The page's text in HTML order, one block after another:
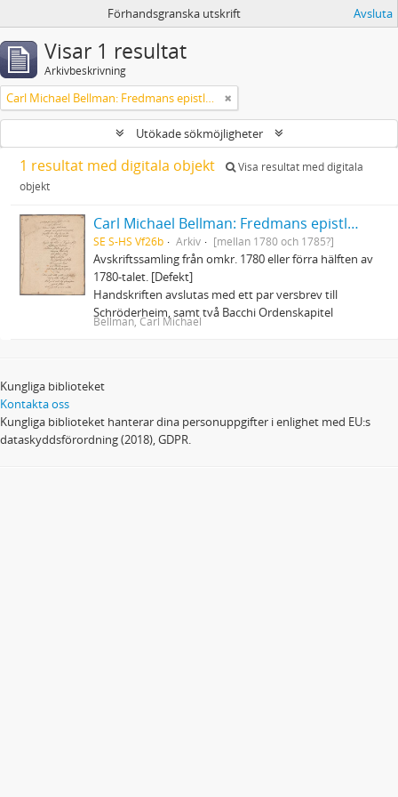
Förhandsgranska utskrift Avsluta
Visar 1 resultat
Arkivbeskrivning
Carl Michael Bellman: Fredmans epistlar och sånger m.fl. Bellman-texter
Utökade sökmöjligheter
1 resultat med digitala objekt
Visa resultat med digitala
objekt
Carl Michael Bellman: Fredmans epistlar och sånger m.fl. Bellman-texter
SE S-HS Vf26b Arkiv [mellan 1780 och 1785?]
Avskriftssamling från omkr. 1780 eller förra hälften av
1780-talet. [Defekt]
Handskriften avslutas med ett par versbrev till
Schröderheim, samt två Bacchi Ordenskapitel
Bellman, Carl Michael
Kungliga biblioteket
Kontakta oss
Kungliga biblioteket hanterar dina personuppgifter i enlighet med EU:s
dataskyddsförordning (2018), GDPR.